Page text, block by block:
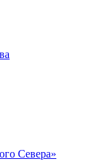
Севера»